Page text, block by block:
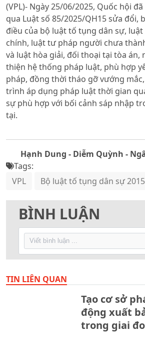
10s
10s
(VPL)- Ngày 25/06/2025, Quốc hội
qua Luật số 85/2025/QH15 sửa đổi,
điều của bộ luật tố tụng dân sự,
chính, luật tư pháp người chưa
và luật hòa giải, đối thoại tại tòa án,
thiện hệ thống pháp luật, phù hợp
pháp, đồng thời tháo gỡ vướng
trình áp dụng pháp luật thời gian
sự phù hợp với bối cảnh sáp nhập
tại.
Hạnh Dung - Diễm Quỳnh -
Tags:
VPL
Bộ luật tố tụng dân sự 2015
BÌNH LUẬN
TIN LIÊN QUAN
Tạo cơ sở
động xuất
trong giai